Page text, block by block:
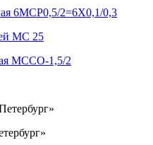
6МСР0,5/2=6Х0,1/0,3
МС 25
МССО-1,5/2